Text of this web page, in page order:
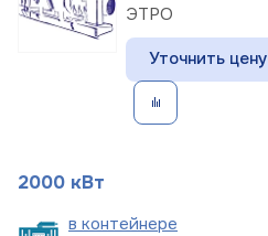
ЭТРО
Уточнить цену
2000 кВт
в контейнере